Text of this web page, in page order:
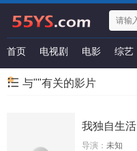
首页 电视剧 电影 综艺
与""有关的影片
我独自生活
导演： 未知